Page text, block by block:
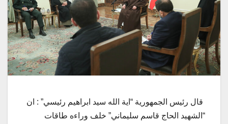
قال رئيس الجمهورية “اية الله سيد ابراهيم رئيسي” : ان
“الشهيد الحاج قاسم سليماني” خلف وراءه طاقات